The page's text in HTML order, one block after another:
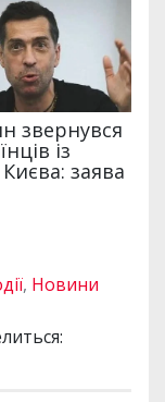
, Новини